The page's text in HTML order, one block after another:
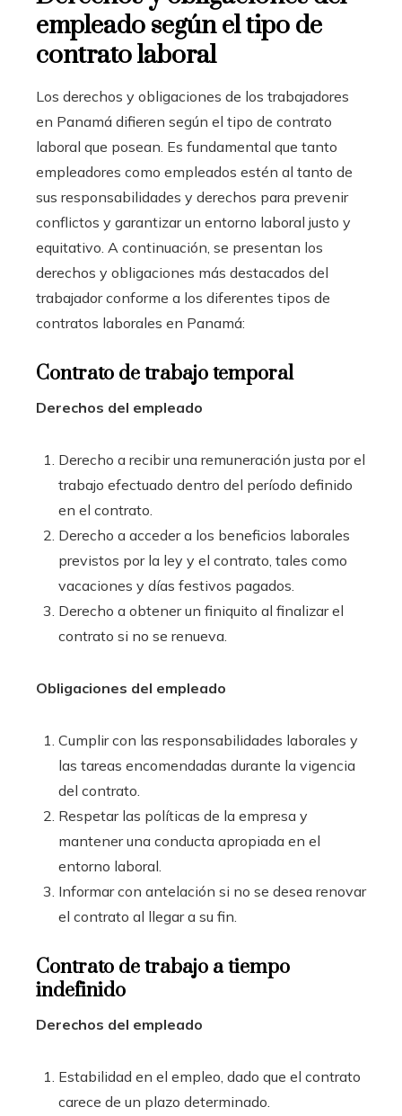
empleado según el tipo de
contrato laboral
Los derechos y obligaciones de los trabajadores
en Panamá difieren según el tipo de contrato
laboral que posean. Es fundamental que tanto
empleadores como empleados estén al tanto de
sus responsabilidades y derechos para prevenir
conflictos y garantizar un entorno laboral justo y
equitativo. A continuación, se presentan los
derechos y obligaciones más destacados del
trabajador conforme a los diferentes tipos de
contratos laborales en Panamá:
Contrato de trabajo temporal
Derechos del empleado
Derecho a recibir una remuneración justa por el
trabajo efectuado dentro del período definido
en el contrato.
Derecho a acceder a los beneficios laborales
previstos por la ley y el contrato, tales como
vacaciones y días festivos pagados.
Derecho a obtener un finiquito al finalizar el
contrato si no se renueva.
Obligaciones del empleado
Cumplir con las responsabilidades laborales y
las tareas encomendadas durante la vigencia
del contrato.
Respetar las políticas de la empresa y
mantener una conducta apropiada en el
entorno laboral.
Informar con antelación si no se desea renovar
el contrato al llegar a su fin.
Contrato de trabajo a tiempo
indefinido
Derechos del empleado
Estabilidad en el empleo, dado que el contrato
carece de un plazo determinado.